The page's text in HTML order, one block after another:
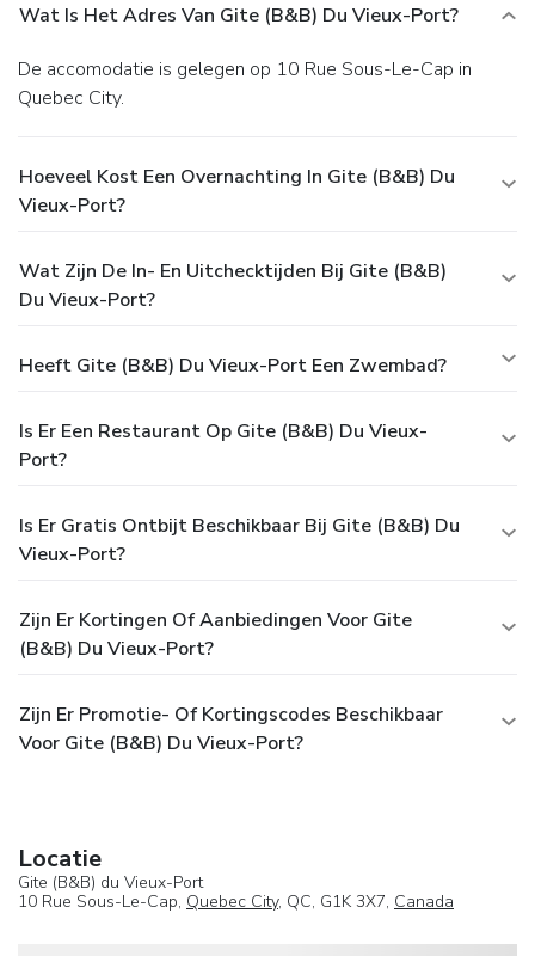
Wat Is Het Adres Van Gite (B&B) Du Vieux-Port?
De accomodatie is gelegen op 10 Rue Sous-Le-Cap in
Quebec City.
Hoeveel Kost Een Overnachting In Gite (B&B) Du
Vieux-Port?
Wat Zijn De In- En Uitchecktijden Bij Gite (B&B)
Du Vieux-Port?
Heeft Gite (B&B) Du Vieux-Port Een Zwembad?
Is Er Een Restaurant Op Gite (B&B) Du Vieux-
Port?
Is Er Gratis Ontbijt Beschikbaar Bij Gite (B&B) Du
Vieux-Port?
Zijn Er Kortingen Of Aanbiedingen Voor Gite
(B&B) Du Vieux-Port?
Zijn Er Promotie- Of Kortingscodes Beschikbaar
Voor Gite (B&B) Du Vieux-Port?
Locatie
Gite (B&B) du Vieux-Port
10 Rue Sous-Le-Cap, Quebec City, QC, G1K 3X7, Canada